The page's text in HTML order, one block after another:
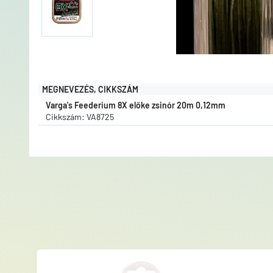
MEGNEVEZÉS, CIKKSZÁM
Varga's Feederium 8X előke zsinór 20m 0,12mm
Cikkszám: VA8725